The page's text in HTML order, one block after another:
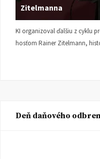
Zitelmanna
KI organizoval ďalšiu z cyklu
hosťom Rainer Zitelmann,
Deň daňového